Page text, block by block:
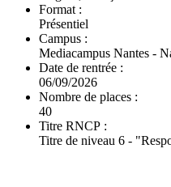
Format :
Présentiel
Campus :
Mediacampus Nantes -
Date de rentrée :
06/09/2026
Nombre de places :
40
Titre RNCP :
Titre de niveau 6 -